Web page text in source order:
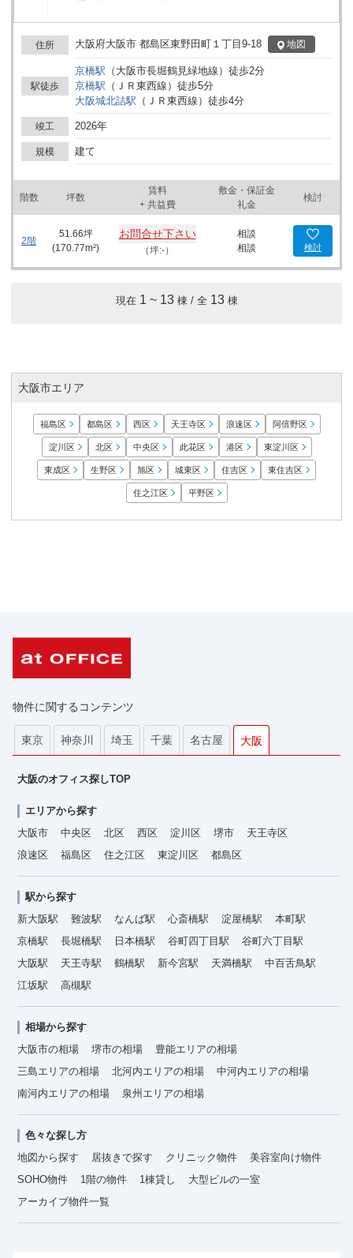
住所 大阪府大阪市 都島区東野田町１丁目9-18 地図
駅徒歩
京橋駅 （ 大阪市長堀鶴見緑地線 ） 徒歩2分
京橋駅 （ ＪＲ東西線 ） 徒歩5分
大阪城北詰駅 （ ＪＲ東西線 ） 徒歩4分
竣工 2026年
規模 建て
階数 坪数
賃料
+ 共益費
敷金・保証金
礼金
検討
2階
51.66坪
(170.77m²)
お問合せ下さい
（坪:-）
相談
相談
検討
現在 1 ~ 13 棟 / 全 13棟
大阪市エリア
福島区 都島区 西区 天王寺区 浪速区 阿倍野区
淀川区 北区 中央区 此花区 港区 東淀川区
東成区 生野区 旭区 城東区 住吉区 東住吉区
住之江区 平野区
物件に関するコンテンツ
東京 神奈川 埼玉 千葉 名古屋 大阪
大阪のオフィス探しTOP
エリアから探す
大阪市
中央区 北区 西区 淀川区 堺市
天王寺区
浪速区
福島区 住之江区 東淀川区 都島区
駅から探す
新大阪駅
難波駅 なんば駅 心斎橋駅 淀屋橋駅
本町駅
京橋駅
長堀橋駅 日本橋駅 谷町四丁目駅
谷町六丁目駅
大阪駅
天王寺駅 鶴橋駅 新今宮駅 天満橋駅
中百舌鳥駅
江坂駅
高槻駅
相場から探す
大阪市の相場
堺市の相場
豊能エリアの相場
三島エリアの相場
北河内エリアの相場
中河内エリアの相場
南河内エリアの相場
泉州エリアの相場
色々な探し方
地図から探す
居抜きで探す クリニック物件
美容室向け物件
SOHO物件
1階の物件 1棟貸し
大型ビルの一室
アーカイブ物件一覧